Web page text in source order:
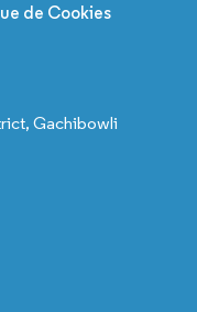
de Cookies
Gachibowli